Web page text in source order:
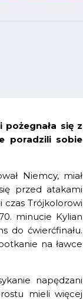
się z
poradzili sobie
Niemcy, miał
przed atakami
czas Trójkolorowi
minucie Kylian
do ćwierćfinału.
na ławce
napędzani
mieli więcej